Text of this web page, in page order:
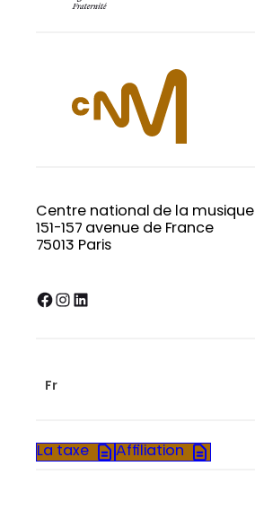
Centre national de la musique
151-157 avenue de France
75013 Paris
Facebook InstagramLinkedIn
Fr
La taxe Affiliation